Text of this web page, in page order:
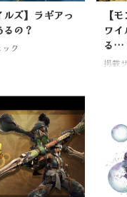
ルズ】ラギアっ
の？
ク
【
ワ
る…
掲載